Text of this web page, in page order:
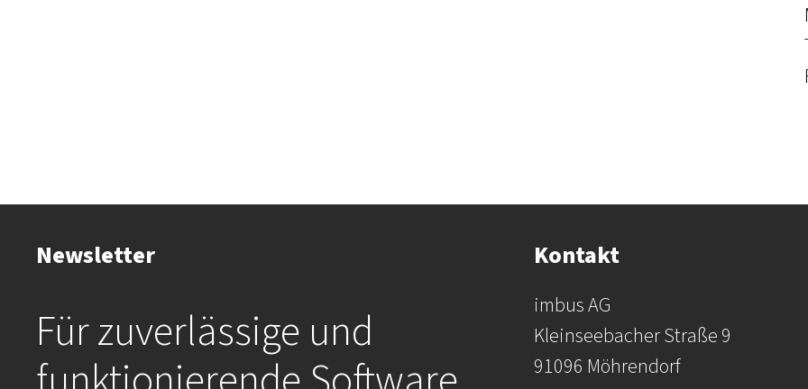
Newsletter
Für zuverlässige und
Kontakt
imbus AG
Kleinseebacher Straße 9
91096 Möhrendorf